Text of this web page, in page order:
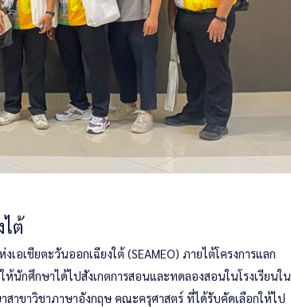
ต้
เชียตะวันออกเฉียงใต้ (SEAMEO) ภายไต้โครงการแลก
นักศึกษาได้ไปสังเกตการสอนและทดลองสอนในโรงเรียนใน
าขาวิชาภาษาอังกฤษ คณะครุศาสตร์ ที่ได้รับคัดเลือกให้ไป